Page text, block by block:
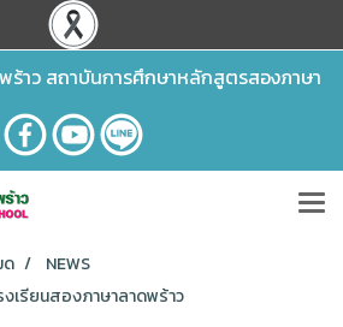
ร้าว สถาบันการศึกษาหลักสูตรสองภาษา
ด
NEWS
เรียนสองภาษาลาดพร้าว